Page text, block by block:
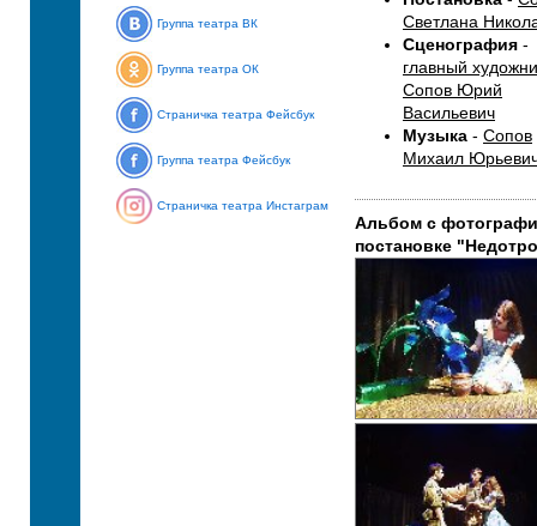
Группа театра ВК
Группа театра ОК
Страничка театра Фейсбук
Группа театра Фейсбук
Страничка театра Инстаграм
Светлана
Сценография -
главный
Сопов Юрий
Васильевич
Музыка - Сопов
Михаил
Альбом с
постановке